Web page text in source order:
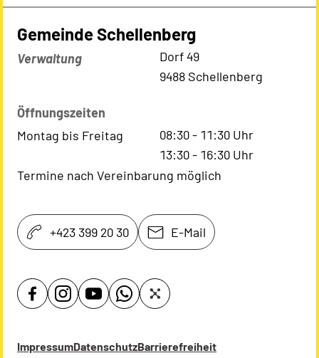
Gemeinde Schellenberg
Verwaltung
Dorf 49
9488 Schellenberg
Öffnungszeiten
Montag bis Freitag
08:30- 11:30 Uhr
13:30- 16:30 Uhr
Termine nach Vereinbarung möglich
+423 399 20 30 E-Mail
ImpressumDatenschutzBarrierefreiheit